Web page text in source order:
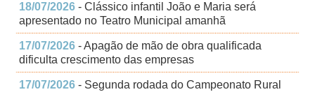
18/07/2026 - Clássico infantil João e Maria será
apresentado no Teatro Municipal amanhã
17/07/2026 - Apagão de mão de obra qualificada
dificulta crescimento das empresas
17/07/2026 - Segunda rodada do Campeonato Rural